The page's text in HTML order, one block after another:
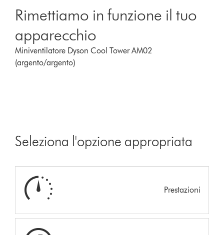
Rimettiamo in funzione il tuo
apparecchio
Miniventilatore Dyson Cool Tower AM02
(argento/argento)
Seleziona l'opzione appropriata
Prestazioni